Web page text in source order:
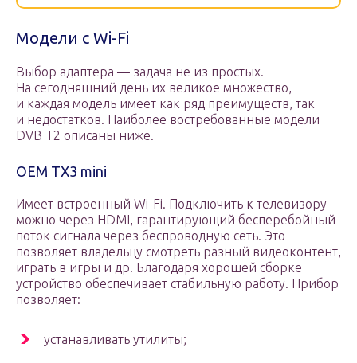
Модели с Wi-Fi
Выбор адаптера — задача не из простых.
На сегодняшний день их великое множество,
и каждая модель имеет как ряд преимуществ, так
и недостатков. Наиболее востребованные модели
DVB T2 описаны ниже.
OEM TX3 mini
Имеет встроенный Wi-Fi. Подключить к телевизору
можно через HDMI, гарантирующий бесперебойный
поток сигнала через беспроводную сеть. Это
позволяет владельцу смотреть разный видеоконтент,
играть в игры и др. Благодаря хорошей сборке
устройство обеспечивает стабильную работу. Прибор
позволяет:
устанавливать утилиты;